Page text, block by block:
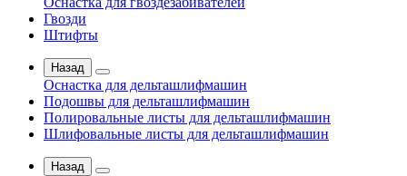
Гвозди
Штифты
Назад
Оснастка для дельташлифмашин
Подошвы для дельташлифмашин
Полировальные листы для дельташлифмашин
Шлифовальные листы для дельташлифмашин
Назад